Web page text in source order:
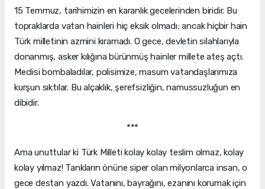
15 Temmuz, tarihimizin en karanlık gecelerinden biridir. Bu
topraklarda vatan hainleri hiç eksik olmadı; ancak hiçbir hain
Türk milletinin azmini kıramadı. O gece, devletin silahlarıyla
donanmış, asker kılığına bürünmüş hainler millete ateş açtı.
Meclisi bombaladılar, polisimize, masum vatandaşlarımıza
kurşun sıktılar. Bu alçaklık, şerefsizliğin, namussuzluğun en
dibidir.
***
Ama unuttular ki Türk Milleti kolay kolay teslim olmaz, kolay
kolay yılmaz! Tankların önüne siper olan milyonlarca insan, o
gece destan yazdı. Vatanını, bayrağını, ezanını korumak için